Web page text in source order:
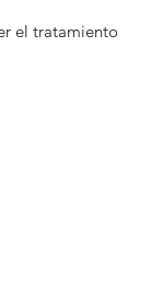
el tratamiento